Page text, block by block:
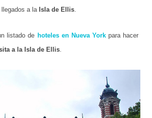
a la Isla de Ellis.
listado de hoteles en Nueva Yorkpara hacer
a la Isla de Ellis.